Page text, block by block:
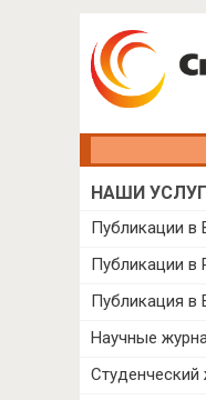
НАШИ
Публикации в
Публикации
Публикация
Научные
Студенческий